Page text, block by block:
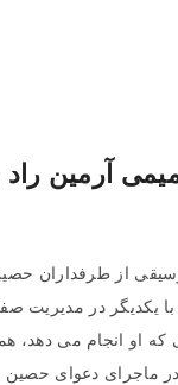
آرمین
از طرفداران
یکدیگر در مدیریت
که او انجام می دهد،
ماجرای دعوای حصین